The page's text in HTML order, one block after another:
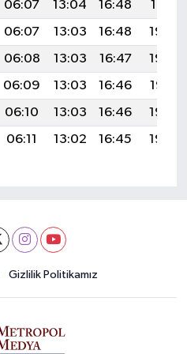
06:07 13:04 16:48
19:51
06:07 13:03 16:48
19:49
06:08 13:03 16:47
19:48
06:09 13:03 16:46
19:47
06:10 13:03 16:46
19:45
06:11 13:02 16:45 19:44
Gizlilik Politikamız